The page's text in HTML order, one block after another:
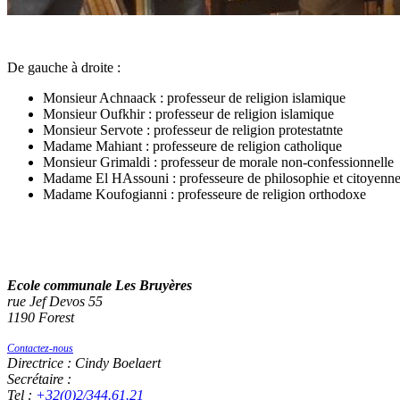
De gauche à droite :
Monsieur Achnaack : professeur de religion islamique
Monsieur Oufkhir : professeur de religion islamique
Monsieur Servote : professeur de religion protestatnte
Madame Mahiant : professeure de religion catholique
Monsieur Grimaldi : professeur de morale non-confessionnelle
Madame El HAssouni : professeure de philosophie et
Madame Koufogianni : professeure de religion orthodoxe
Ecole communale Les Bruyères
rue Jef Devos 55
1190 Forest
Contactez-nous
Directrice : Cindy Boelaert
Secrétaire :
Tel : +32(0)2/344.61.21